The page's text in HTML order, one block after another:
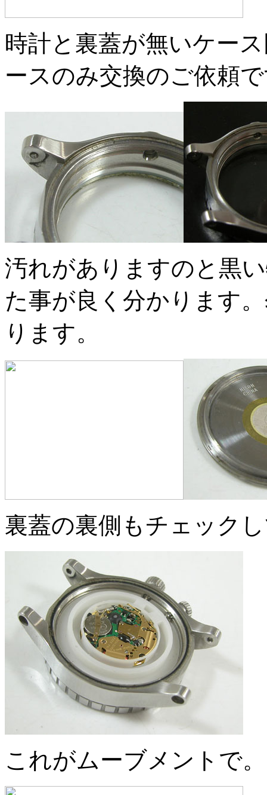
時計と裏蓋が無いケー
ースのみ交換のご依頼
汚れがありますのと黒
た事が良く分かります
ります。
裏蓋の裏側もチェック
これがムーブメントで。